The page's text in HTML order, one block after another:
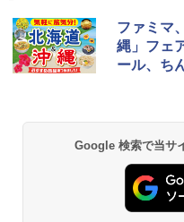
僕が見
￥0
力的な
￥2,079
[キャ
プテン
ッとサ
ッシュ
PYKES
ト プラ
人用 折
ーチ ピ
ラソル
防水 UV
き
026リニ
コンパ
￥2,980
ファミマ
縄」フェ
ール、ち
Google 検索で当サ